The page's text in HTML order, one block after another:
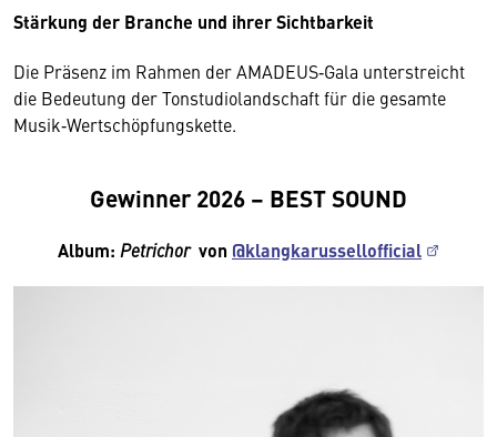
Stärkung der Branche und ihrer Sichtbarkeit
Die Präsenz im Rahmen der AMADEUS‑Gala unterstreicht
die Bedeutung der Tonstudiolandschaft für die gesamte
Musik‑Wertschöpfungskette.
Gewinner 2026 – BEST SOUND
Album: Petrichorvon @klangkarussellofficial